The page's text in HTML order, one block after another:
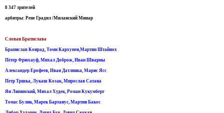
8 347 зрителей
арбитры: Рене Градил /Миланский Минар
Слован Братислава
Бранислав Конрад, Томи Кархунен,Мартин Штайнох
Петер Фрюхауф, Михал Доброж, Иван Шварны
Александер Ерофеев, Иван Датлинка, Марис Ясс
Петр Тршка, Лукаш Козак, Мирослав Сатана
Ян Липянский, Михал Худек, Роман Кукумберг
Томас Булик, Марек Бартанус, Мартин Бакос